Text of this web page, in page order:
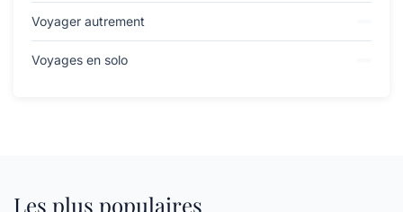
Voyager autrement
Voyages en solo
Les plus populaires